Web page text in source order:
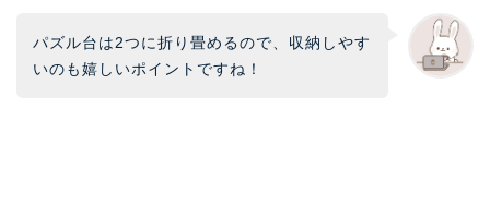
パズル台は2つに折り畳めるので、収納しやす
いのも嬉しいポイントですね！